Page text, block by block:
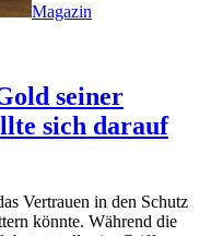
Magazin
seiner
sich darauf
Vertrauen in den Schutz
könnte. Während die